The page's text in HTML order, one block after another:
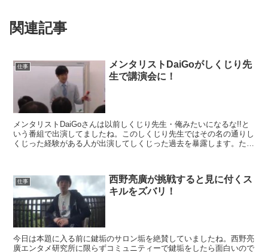
関連記事
仕事
メンタリストDaiGoがしくじり先
生で講演会に！
メンタリストDaiGoさんは以前しくじり先生・俺みたいになるな!!と
いう番組で出演してましたね。このしくじり先生ではその名の通りし
くじった経験がある人が出演してしくじった過去を暴露します。ただ
仕事
西野亮廣が挑戦すると見に付くス
キルをズバリ！
今日は本題に入る前に鍵垢のサロン垢を絶賛していましたね。西野亮
廣エンタメ研究所に限らずコミュニティーで鍵垢をしたら面白いので